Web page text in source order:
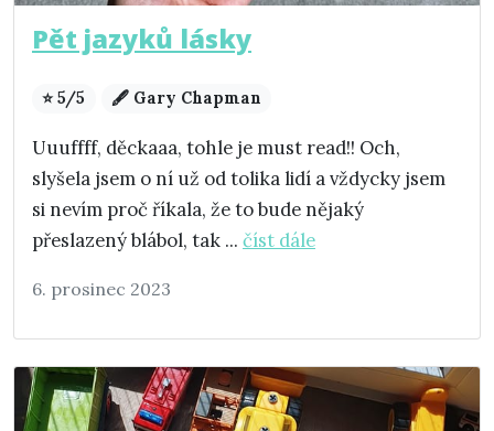
Pět jazyků lásky
⭐ 5/5 🖋️ Gary Chapman
Uuuffff, děckaaa, tohle je must read!! Och,
slyšela jsem o ní už od tolika lidí a vždycky jsem
si nevím proč říkala, že to bude nějaký
přeslazený blábol, tak ... číst dále
6. prosinec 2023